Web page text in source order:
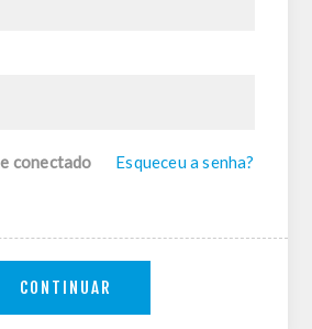
conectado Esqueceu a senha?
CONTINUAR